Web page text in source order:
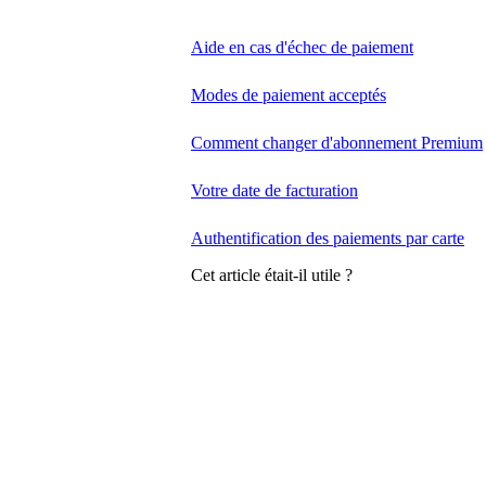
Aide en cas d'échec de paiement
Modes de paiement acceptés
Comment changer d'abonnement Premium
Votre date de facturation
Authentification des paiements par carte
Cet article était-il utile ?